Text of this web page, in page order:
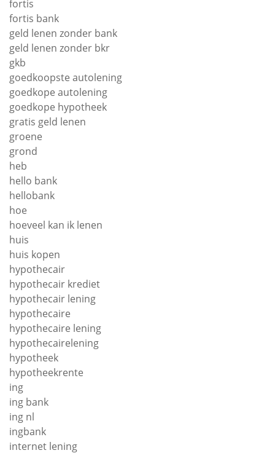
fortis
fortis bank
geld lenen zonder bank
geld lenen zonder bkr
gkb
goedkoopste autolening
goedkope autolening
goedkope hypotheek
gratis geld lenen
groene
grond
heb
hello bank
hellobank
hoe
hoeveel kan ik lenen
huis
huis kopen
hypothecair
hypothecair krediet
hypothecair lening
hypothecaire
hypothecaire lening
hypothecairelening
hypotheek
hypotheekrente
ing
ing bank
ing nl
ingbank
internet lening